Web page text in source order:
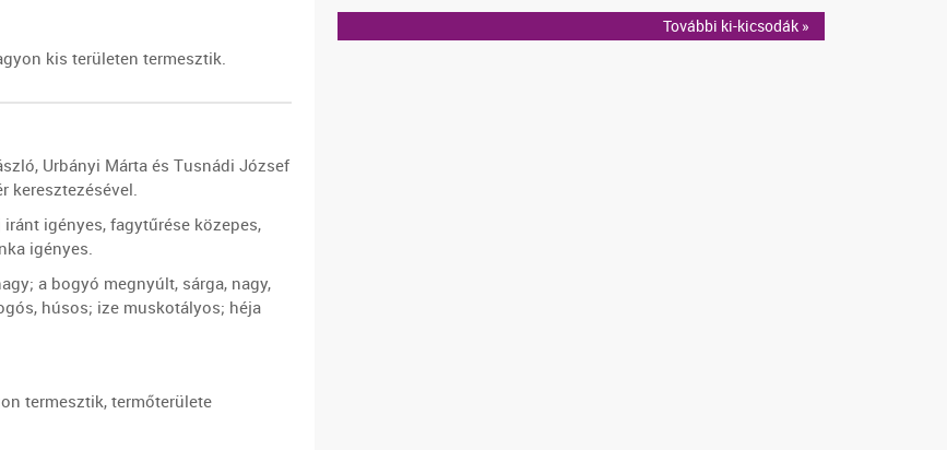
kis területen termesztik.
Urbányi Márta és Tusnádi József
keresztezésével.
igényes, fagytűrése közepes,
igényes.
a bogyó megnyúlt, sárga, nagy,
húsos; ize muskotályos; héja
termesztik, termőterülete
További ki-kicsodák »